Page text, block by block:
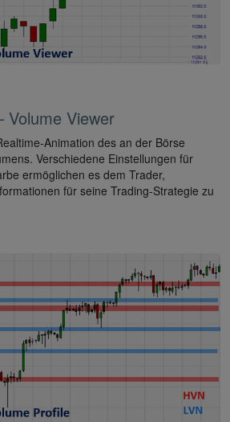
Volume Viewer
Animation des an der Börse
Verschiedene Einstellungen für
ermöglichen es dem Trader,
für seine Trading-Strategie zu